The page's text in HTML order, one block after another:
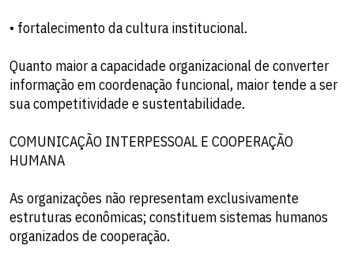
• fortalecimento da cultura institucional.
Quanto maior a capacidade organizacional de converter
informação em coordenação funcional, maior tende a ser
sua competitividade e sustentabilidade.
COMUNICAÇÃO INTERPESSOAL E COOPERAÇÃO
HUMANA
As organizações não representam exclusivamente
estruturas econômicas; constituem sistemas humanos
organizados de cooperação.